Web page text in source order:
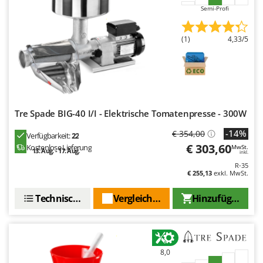
Santos
Schnitzer
Seven Italy
Shark
Shindaiwa
Silky
Sirman
Smeg
Spice Electronics
Semi-Profi
(1) 4,33/5
Tre Spade BIG-40 I/I - Elektrische Tomatenpresse - 300W
Verfügbarkeit:22
Kostenlose Lieferung
13. Aug. - 17. Aug.
€ 354,00 -14%
€ 303,60MwSt.
inkl.
R-35
€ 255,13 exkl. MwSt.
Hinzufügen
Vergleichen Sie
Technische Daten
8,0